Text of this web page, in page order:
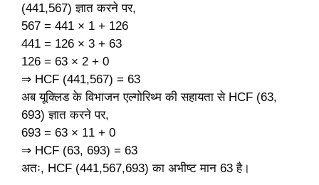
(441,567) ज्ञात करने पर,
567 = 441 × 1 + 126
441 = 126 × 3 + 63
126 = 63 × 2 + 0
⇒ HCF (441,567) = 63
अब यूक्लिड के विभाजन एल्गोरिथ्म की सहायता से HCF (63,
693) ज्ञात करने पर,
693 = 63 × 11 + 0
⇒ HCF (63, 693) = 63
अतः, HCF (441,567,693) का अभीष्ट मान 63 है।